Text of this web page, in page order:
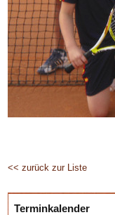
<< zurück zur Liste
Terminkalender